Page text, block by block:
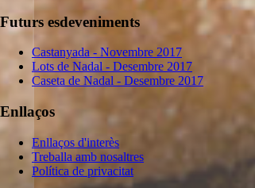
Futurs esdeveniments
Castanyada - Novembre 2017
Lots de Nadal - Desembre 2017
Caseta de Nadal - Desembre 2017
Enllaços
Enllaços d'interès
Treballa amb nosaltres
Política de privacitat